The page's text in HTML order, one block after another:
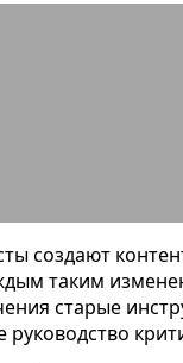
создают
таким
старые